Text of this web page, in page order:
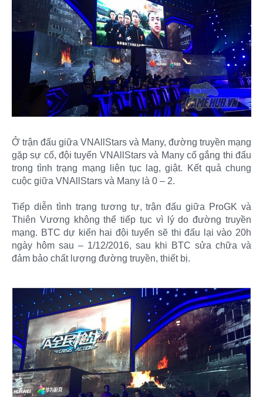
Ở trận đấu giữa VNAllStars và Many, đường truyền mạng
gặp sự cố, đội tuyển VNAllStars và Many cố gắng thi đấu
trong tình trạng mạng liên tục lag, giật. Kết quả chung
cuộc giữa VNAllStars và Many là 0 – 2.
Tiếp diễn tình trạng tương tự, trận đấu giữa ProGK và
Thiên Vương không thể tiếp tục vì lý do đường truyền
mạng. BTC dự kiến hai đội tuyển sẽ thi đấu lại vào 20h
ngày hôm sau – 1/12/2016, sau khi BTC sửa chữa và
đảm bảo chất lượng đường truyền, thiết bị.